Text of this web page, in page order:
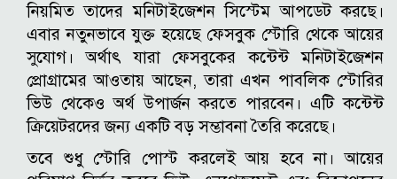
নিয়মিত তাদের মনিটাইজেশন সিস্টেম আপডেট করছে।
এবার নতুনভাবে যুক্ত হয়েছে ফেসবুক স্টোরি থেকে আয়ের
সুযোগ। অর্থাৎ যারা ফেসবুকের কন্টেন্ট মনিটাইজেশন
প্রোগ্রামের আওতায় আছেন, তারা এখন পাবলিক স্টোরির
ভিউ থেকেও অর্থ উপার্জন করতে পারবেন। এটি কন্টেন্ট
ক্রিয়েটরদের জন্য একটি বড় সম্ভাবনা তৈরি করেছে।
তবে শুধু স্টোরি পোস্ট করলেই আয় হবে না। আয়ের